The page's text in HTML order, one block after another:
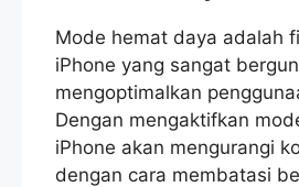
Mode hemat daya adalah
iPhone yang sangat
mengoptimalkan
Dengan mengaktifkan
iPhone akan mengurangi
dengan cara membatasi